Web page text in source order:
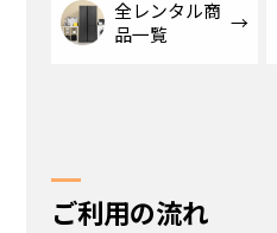
全レンタル商
品一覧
ご利用の流れ